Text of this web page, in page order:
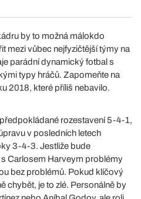
by to možná málokdo
mezi vůbec nejfyzičtější týmy na
parádní dynamický fotbal s
typy hráčů. Zapomeňte na
2018, které příliš nebavilo.
rozestavení 5-4-1,
v posledních letech
3-4-3. Jestliže bude
Carlosem Harveym problémy
bez problémů. Pokud klíčový
chybět, je to zlé. Personálně by